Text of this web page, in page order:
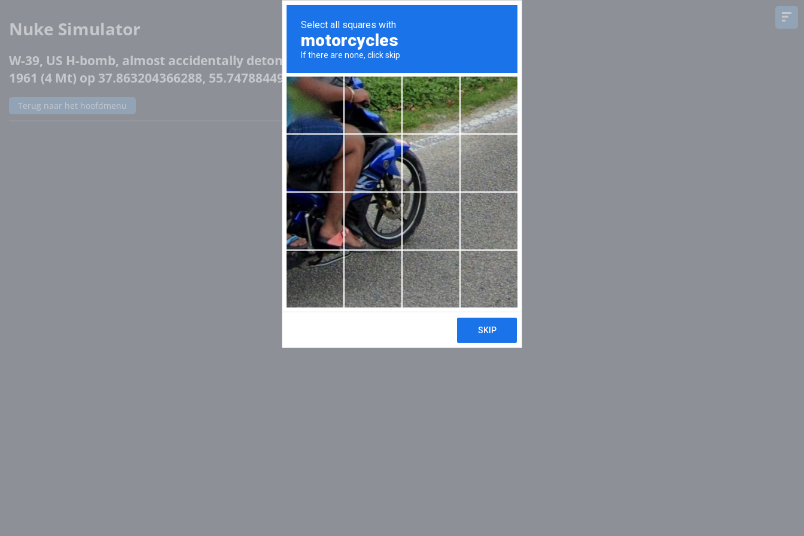
Nuke Simulator
W-39, US H-bomb, almost accidentally detonated in
1961 (4 Mt) op 37.863204366288, 55.747884496051
Terug naar het hoofdmenu